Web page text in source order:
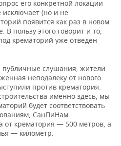
его конкретной локации
(но и не
появится как раз в новом
В пользу этого говорит и то,
крематорий уже отведен
публичные слушания, жители
неподалеку от нового
против крематория.
именно здесь, мы
будет соответствовать
СанПиНам.
от крематория — 500 метров, а
— километр.